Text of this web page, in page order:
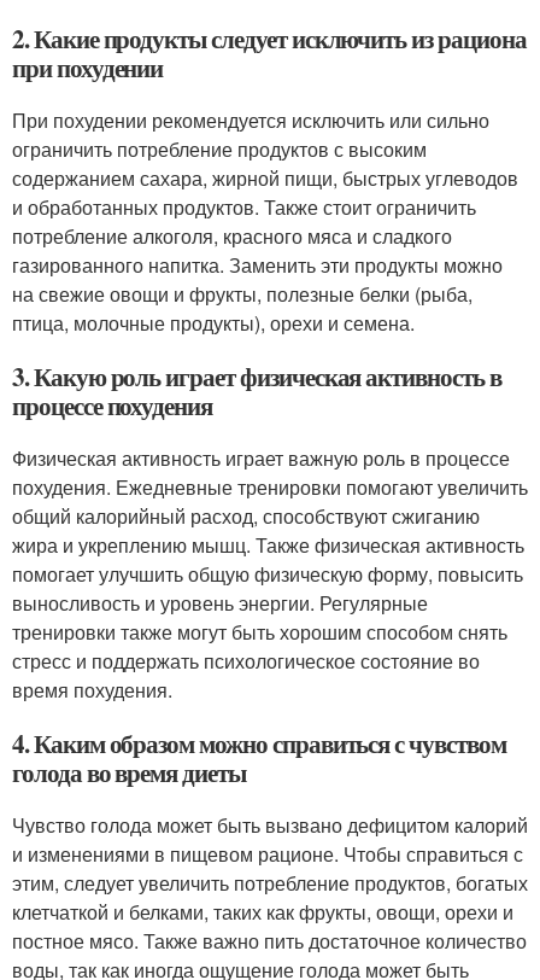
2. Какие продукты следует исключить из рациона
при похудении
При похудении рекомендуется исключить или сильно
ограничить потребление продуктов с высоким
содержанием сахара, жирной пищи, быстрых углеводов
и обработанных продуктов. Также стоит ограничить
потребление алкоголя, красного мяса и сладкого
газированного напитка. Заменить эти продукты можно
на свежие овощи и фрукты, полезные белки (рыба,
птица, молочные продукты), орехи и семена.
3. Какую роль играет физическая активность в
процессе похудения
Физическая активность играет важную роль в процессе
похудения. Ежедневные тренировки помогают увеличить
общий калорийный расход, способствуют сжиганию
жира и укреплению мышц. Также физическая активность
помогает улучшить общую физическую форму, повысить
выносливость и уровень энергии. Регулярные
тренировки также могут быть хорошим способом снять
стресс и поддержать психологическое состояние во
время похудения.
4. Каким образом можно справиться с чувством
голода во время диеты
Чувство голода может быть вызвано дефицитом калорий
и изменениями в пищевом рационе. Чтобы справиться с
этим, следует увеличить потребление продуктов, богатых
клетчаткой и белками, таких как фрукты, овощи, орехи и
постное мясо. Также важно пить достаточное количество
воды, так как иногда ощущение голода может быть